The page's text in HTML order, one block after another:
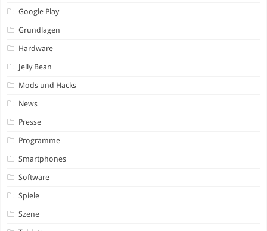
Google Play
Grundlagen
Hardware
Jelly Bean
Mods und Hacks
News
Presse
Programme
Smartphones
Software
Spiele
Szene